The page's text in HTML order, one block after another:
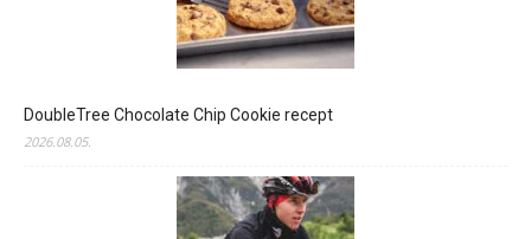
DoubleTree Chocolate Chip Cookie recept
2026.08.05.